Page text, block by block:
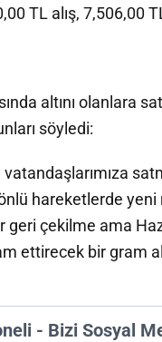
TL alış, 7,506,00
altını olanlara
söyledi:
hareketlerde
geri çekilme ama
ettirecek bir gram
- Bizi Sosyal